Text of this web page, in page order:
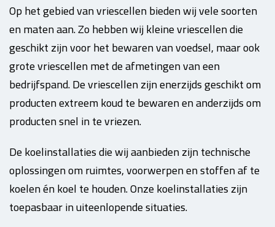
Op het gebied van vriescellen bieden wij vele soorten
en maten aan. Zo hebben wij kleine vriescellen die
geschikt zijn voor het bewaren van voedsel, maar ook
grote vriescellen met de afmetingen van een
bedrijfspand. De vriescellen zijn enerzijds geschikt om
producten extreem koud te bewaren en anderzijds om
producten snel in te vriezen.
De koelinstallaties die wij aanbieden zijn technische
oplossingen om ruimtes, voorwerpen en stoffen af te
koelen én koel te houden. Onze koelinstallaties zijn
toepasbaar in uiteenlopende situaties.